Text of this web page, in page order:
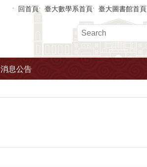
回首頁 臺大數學系首頁 臺大圖書館首頁
消息公告